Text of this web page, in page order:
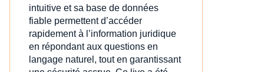
intuitive et sa base de données
fiable permettent d’accéder
rapidement à l’information juridique
en répondant aux questions en
langage naturel, tout en garantissant